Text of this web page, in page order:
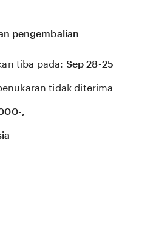
Riwayat perawatan.
suara bass yang film lokal
chip dari BOKEP
finis irit bahan bakar untuk
pengembalian
tiba pada: Sep 28-25
tidak diterima
,